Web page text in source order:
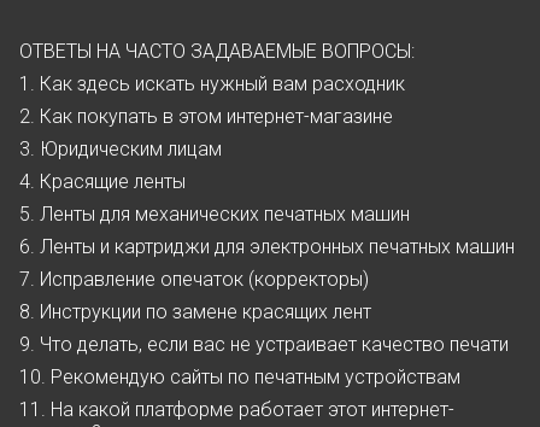
ОТВЕТЫ НА ЧАСТО ЗАДАВАЕМЫЕ ВОПРОСЫ:
1. Как здесь искать нужный вам расходник
2. Как покупать в этом интернет-магазине
3. Юридическим лицам
4. Красящие ленты
5. Ленты для механических печатных машин
6. Ленты и картриджи для электронных печатных машин
7. Исправление опечаток (корректоры)
8. Инструкции по замене красящих лент
9. Что делать, если вас не устраивает качество печати
10. Рекомендую сайты по печатным устройствам
11. На какой платформе работает этот интернет-